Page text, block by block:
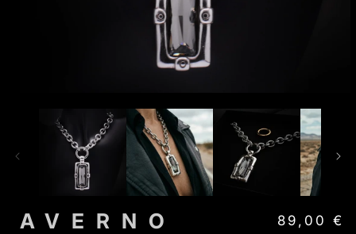
AVERNO Precio
89,00 €